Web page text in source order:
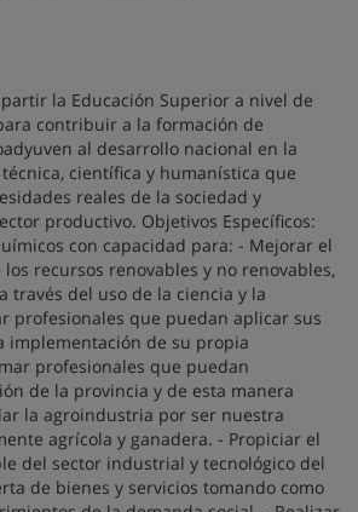
la Educación Superior a nivel de
contribuir a la formación de
al desarrollo nacional en la
científica y humanística que
reales de la sociedad y
productivo. Objetivos Específicos:
con capacidad para: - Mejorar el
recursos renovables y no renovables,
través del uso de la ciencia y la
profesionales que puedan aplicar sus
implementación de su propia
profesionales que puedan
de la provincia y de esta manera
la agroindustria por ser nuestra
agrícola y ganadera. - Propiciar el
del sector industrial y tecnológico del
de bienes y servicios tomando como